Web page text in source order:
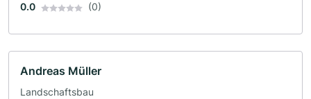
0.0 (0)
Andreas Müller
Landschaftsbau